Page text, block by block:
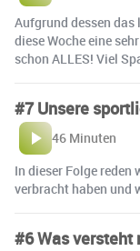
Aufgrund dessen das
diese Woche eine
schon ALLES! Viel
#7 Unsere
46 Minuten
In dieser Folge reden
verbracht haben und
#6 Was versteht